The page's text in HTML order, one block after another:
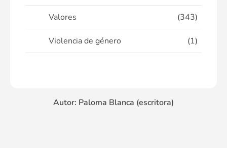
Valores (343)
Violencia de género (1)
Autor: Paloma Blanca (escritora)